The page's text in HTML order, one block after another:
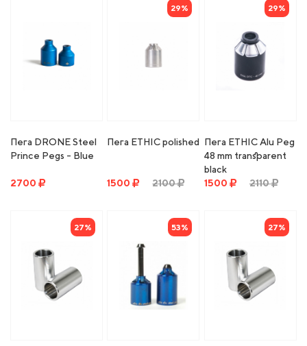
Пега DRONE Steel
Prince Pegs - Blue
2700
29%
Пега ETHIC polished
1500 2100
29%
Пега ETHIC Alu Peg
48 mm transparent
black
1500
2110
27% 53% 27%